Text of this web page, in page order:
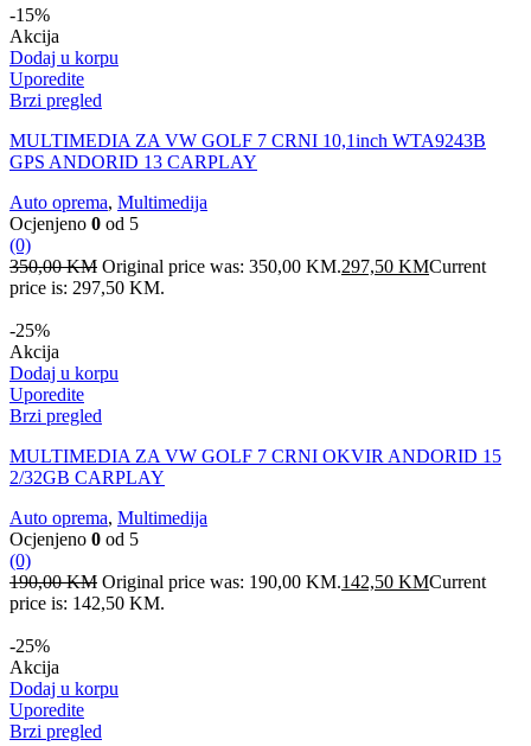
-15%
Akcija
Dodaj u korpu
Uporedite
Brzi pregled
MULTIMEDIA ZA VW GOLF 7 CRNI 10,1inch WTA9243B
GPS ANDORID 13 CARPLAY
Auto oprema, Multimedija
Ocjenjeno 0 od 5
(0)
350,00KM Original price was: 350,00 KM.297,50 KMCurrent
price is: 297,50 KM.
-25%
Akcija
Dodaj u korpu
Uporedite
Brzi pregled
MULTIMEDIA ZA VW GOLF 7 CRNI OKVIR ANDORID 15
2/32GB CARPLAY
Auto oprema, Multimedija
Ocjenjeno 0 od 5
(0)
190,00KM Original price was: 190,00 KM.142,50 KMCurrent
price is: 142,50 KM.
-25%
Akcija
Dodaj u korpu
Uporedite
Brzi pregled